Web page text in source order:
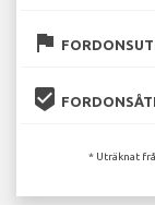
flag
beenhere
* Uträknat